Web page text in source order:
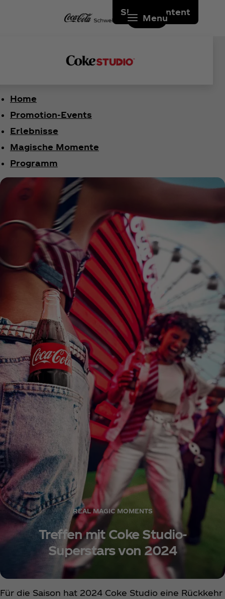
Skip to content
Menu
Home
Promotion-Events
Erlebnisse
Magische Momente
Programm
REAL MAGIC MOMENTS
Treffen mit Coke Studio-
Superstars von 2024
Für die Saison hat 2024 Coke Studio eine Rückkehr